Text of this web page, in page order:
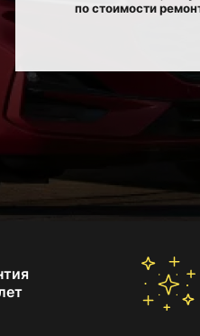
по стоимости